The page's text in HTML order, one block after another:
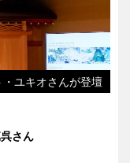
ユキオさんが登壇
さん